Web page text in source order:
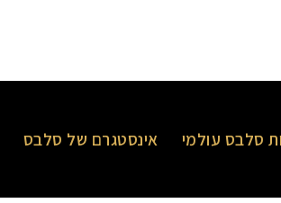
סלבס עולמי אינסטגרם של סלבס